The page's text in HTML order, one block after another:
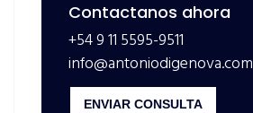
Contactanos ahora
+54 9 11 5595-9511
info@antoniodigenova.com
ENVIAR CONSULTA